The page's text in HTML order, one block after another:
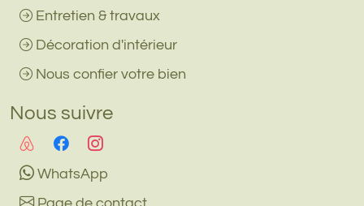
Entretien & travaux
Décoration d'intérieur
Nous confier votre bien
Nous suivre
WhatsApp
Page de contact